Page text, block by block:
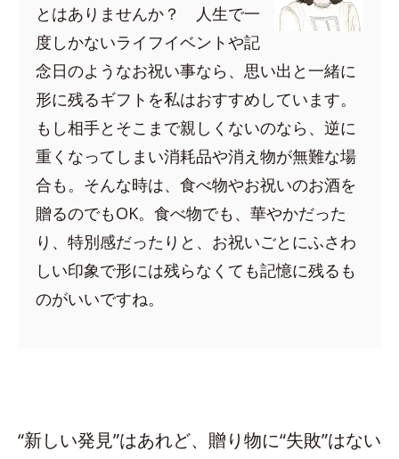
とはありませんか？ 人生で一
度しかないライフイベントや記
念日のようなお祝い事なら、思い出と一緒に
形に残るギフトを私はおすすめしています。
もし相手とそこまで親しくないのなら、逆に
重くなってしまい消耗品や消え物が無難な場
合も。そんな時は、食べ物やお祝いのお酒を
贈るのでもOK。食べ物でも、華やかだった
り、特別感だったりと、お祝いごとにふさわ
しい印象で形には残らなくても記憶に残るも
のがいいですね。
“新しい発見”はあれど、贈り物に“失敗”はない